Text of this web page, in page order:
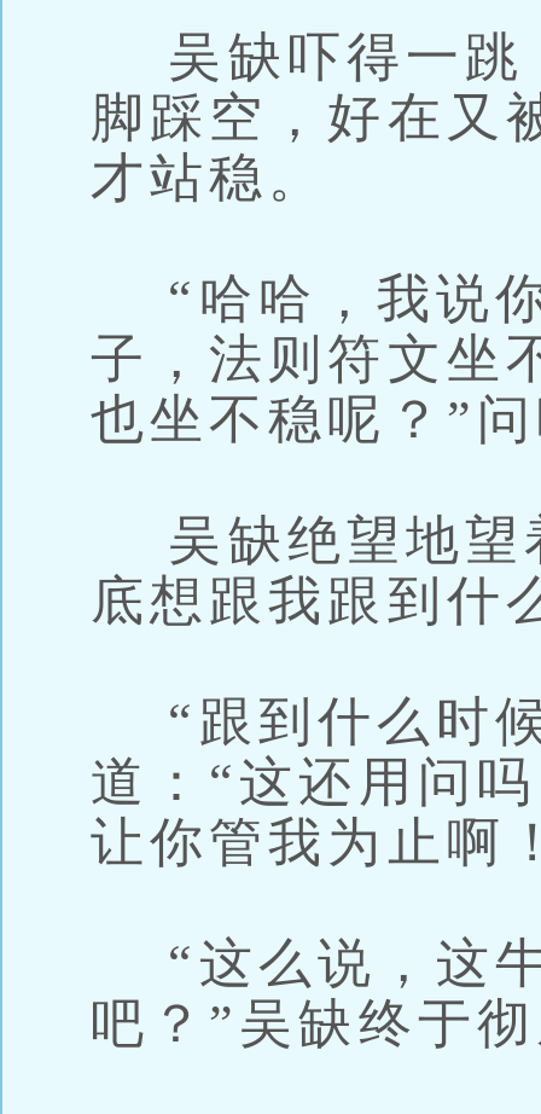
吴缺吓得一跳
脚踩空，好在又
才站稳。
“哈哈，我说
子，法则符文坐
也坐不稳呢？”
吴缺绝望地望
底想跟我跟到什
“跟到什么时
道：“这还用问
让你管我为止啊
“这么说，这
吧？”吴缺终于